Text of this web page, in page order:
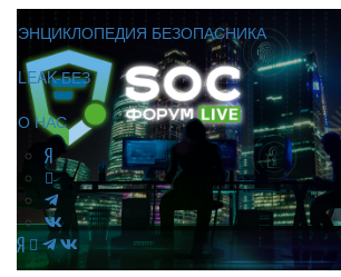
ЭНЦИКЛОПЕДИЯ БЕЗОПАСНИКА
LEAK-БЕЗ
О НАС